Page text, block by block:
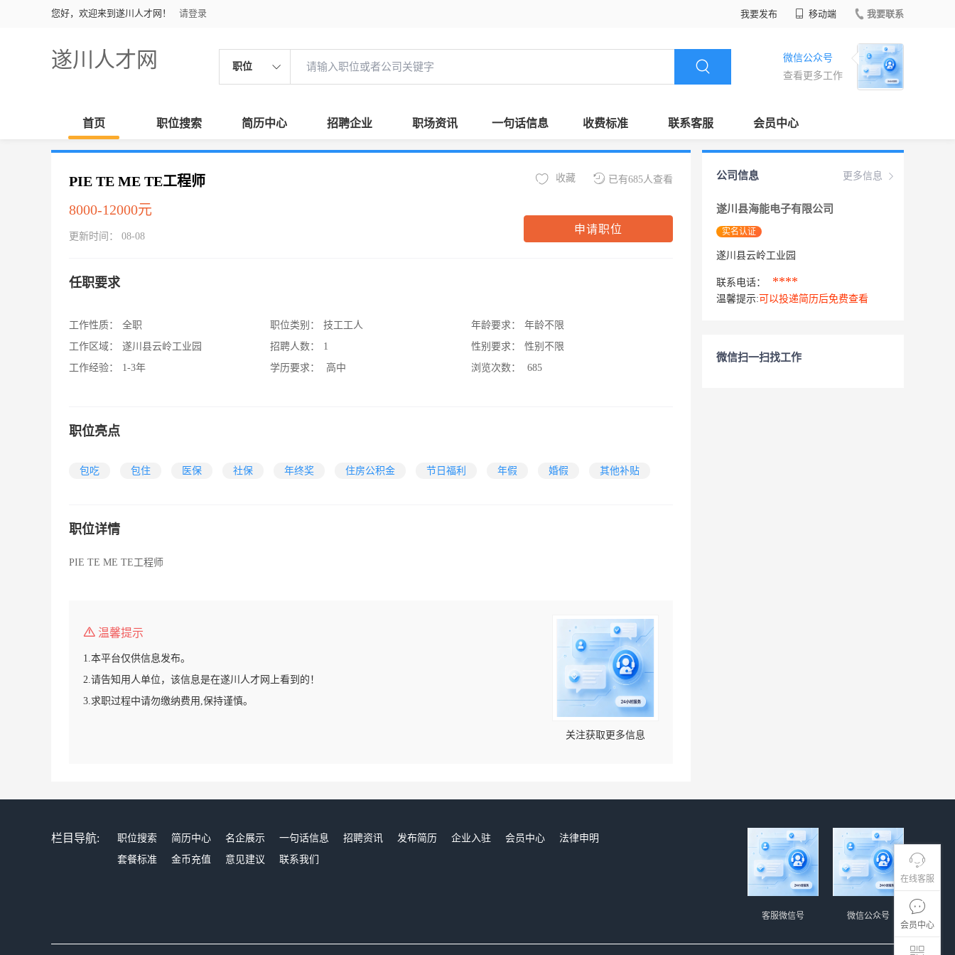
您好，欢迎来到遂川人才网！ 请登录 我要发布 移动端 我要联系
遂川人才网 职位
微信公众号
查看更多工作
首页 职位搜索 简历中心 招聘企业 职场资讯 一句话信息 收费标准 联系客服 会员中心
在线客服
会员中心
PIE TE ME TE工程师
8000-12000元
更新时间： 08-08
已有685人查看
收藏
申请职位
任职要求
工作性质：
全职
工作区域：
遂川县云岭工业园
工作经验：
1-3年
职位类别：
技工工人
招聘人数：
1
学历要求：
高中
年龄要求：
年龄不限
性别要求：
性别不限
浏览次数：
685
职位亮点
包吃 包住 医保 社保 年终奖 住房公积金 节日福利 年假 婚假 其他补贴
职位详情
PIE TE ME TE工程师
温馨提示
1.本平台仅供信息发布。
2.请告知用人单位，该信息是在遂川人才网上看到的！
3.求职过程中请勿缴纳费用,保持谨慎。
关注获取更多信息
更多信息
公司信息
遂川县海能电子有限公司
实名认证
遂川县云岭工业园
联系电话： ****
温馨提示: 可以投递简历后免费查看
微信扫一扫找工作
栏目导航: 职位搜索 简历中心 名企展示 一句话信息 招聘资讯 发布简历 企业入驻 会员中心
法律申明
套餐标准
金币充值 意见建议 联系我们
微信公众号
客服微信号